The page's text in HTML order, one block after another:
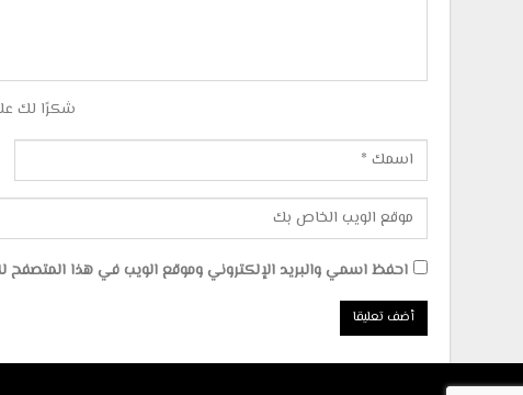
شكرًا لك
احفظ اسمي والبريد الإلكتروني وموقع الويب في هذا المتصفح